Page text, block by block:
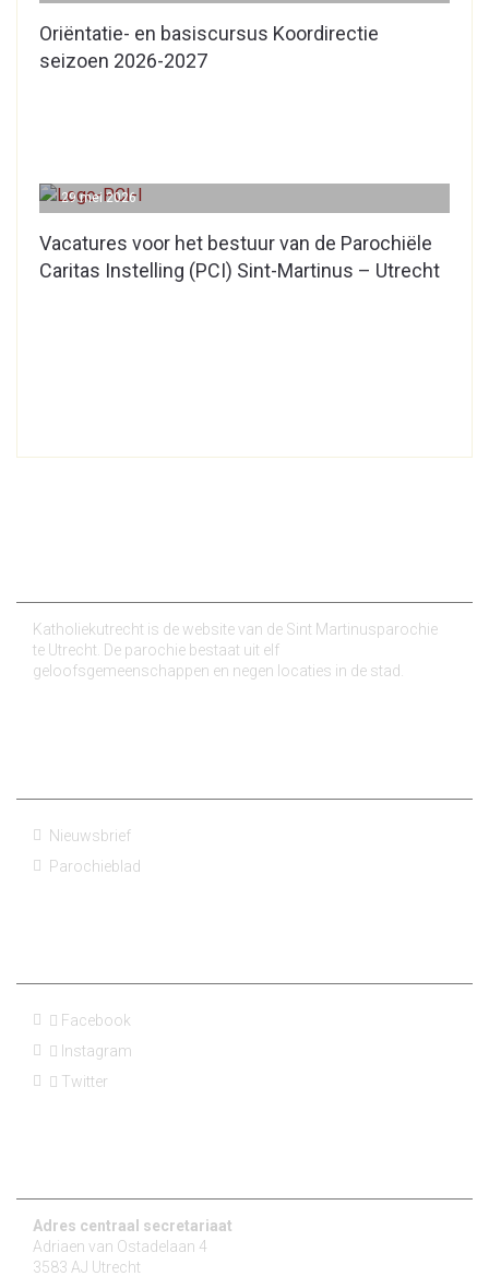
Oriëntatie- en basiscursus Koordirectie
seizoen 2026-2027
Vacatures voor het bestuur van de Parochiële
Caritas Instelling (PCI) Sint-Martinus – Utrecht
29 mei 2026
Katholiekutrecht is de website van de Sint Martinusparochie
te Utrecht. De parochie bestaat uit elf
geloofsgemeenschappen en negen locaties in de stad.
Nieuwsbrief
Parochieblad
Facebook
Instagram
Twitter
Adres centraal secretariaat
Adriaen van Ostadelaan 4
3583 AJ Utrecht